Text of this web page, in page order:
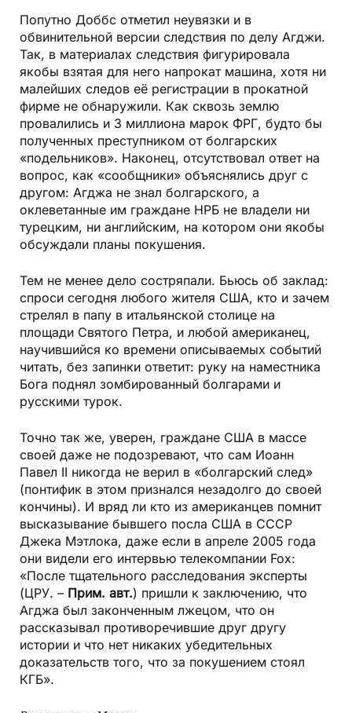
Попутно Доббс отметил неувязки и в
обвинительной версии следствия по делу Агджи.
Так, в материалах следствия фигурировала
якобы взятая для него напрокат машина, хотя ни
малейших следов её регистрации в прокатной
фирме не обнаружили. Как сквозь землю
провалились и 3 миллиона марок ФРГ, будто бы
полученных преступником от болгарских
«подельников». Наконец, отсутствовал ответ на
вопрос, как «сообщники» объяснялись друг с
другом: Агджа не знал болгарского, а
оклеветанные им граждане НРБ не владели ни
турецким, ни английским, на котором они якобы
обсуждали планы покушения.
Тем не менее дело состряпали. Бьюсь об заклад:
спроси сегодня любого жителя США, кто и зачем
стрелял в папу в итальянской столице на
площади Святого Петра, и любой американец,
научившийся ко времени описываемых событий
читать, без запинки ответит: руку на наместника
Бога поднял зомбированный болгарами и
русскими турок.
Точно так же, уверен, граждане США в массе
своей даже не подозревают, что сам Иоанн
Павел II никогда не верил в «болгарский след»
(понтифик в этом признался незадолго до своей
кончины). И вряд ли кто из американцев помнит
высказывание бывшего посла США в СССР
Джека Мэтлока, даже если в апреле 2005 года
они видели его интервью телекомпании Fox:
«После тщательного расследования эксперты
(ЦРУ. – Прим. авт.) пришли к заключению, что
Агджа был законченным лжецом, что он
рассказывал противоречившие друг другу
истории и что нет никаких убедительных
доказательств того, что за покушением стоял
КГБ».